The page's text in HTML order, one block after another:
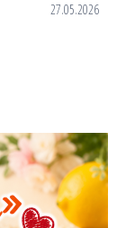
27.05.2026